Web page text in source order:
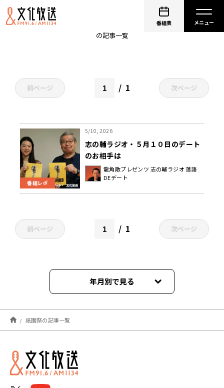
番組表
の記事一覧
前ページ 1 次ページ
番組レポ
5/10, 2026
志の輔ラジオ・５月１０日のデート
のお相手は
龍角散プレゼンツ 志の輔ラジオ 落語
DEデート
前ページ 1 次ページ
年月別で見る
2026年05月
祇園祭の記事一覧